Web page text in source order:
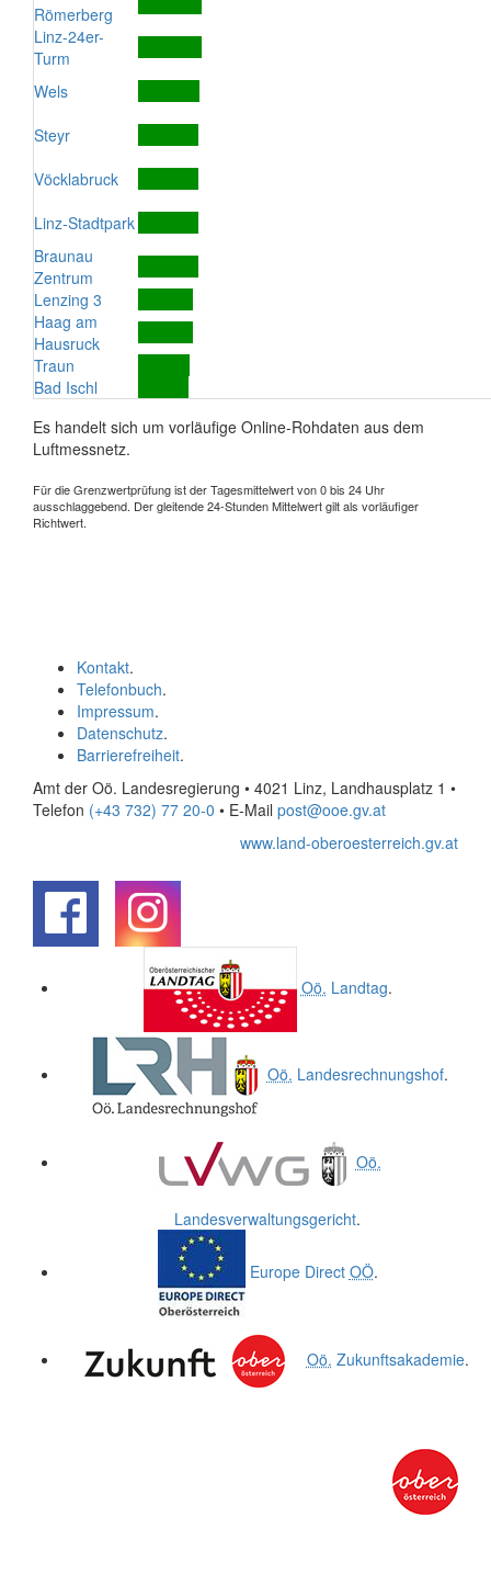
Römerberg
Linz-24er-
Turm
Wels
Steyr
Vöcklabruck
Linz-Stadtpark
Braunau
Zentrum
Lenzing 3
Haag am
Hausruck
Traun
Bad Ischl
Es handelt sich um vorläufige Online-Rohdaten aus dem
Luftmessnetz.
Für die Grenzwertprüfung ist der Tagesmittelwert von 0 bis 24 Uhr
ausschlaggebend. Der gleitende 24-Stunden Mittelwert gilt als vorläufiger
Richtwert.
Kontakt.
Telefonbuch.
Impressum.
Datenschutz.
Barrierefreiheit.
Amt der Oö. Landesregierung • 4021 Linz, Landhausplatz 1 •
Telefon (+43 732) 77 20-0 • E-Mail post@ooe.gv.at
www.land-oberoesterreich.gv.at
Oö. Landtag.
Oö. Landesrechnungshof.
Oö.
Landesverwaltungsgericht.
Europe Direct OÖ.
Oö. Zukunftsakademie.